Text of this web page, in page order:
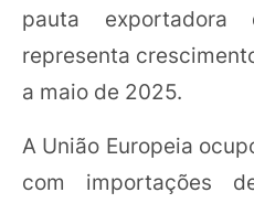
pauta
representa
a maio de 2025.
A União Europeia
com importações